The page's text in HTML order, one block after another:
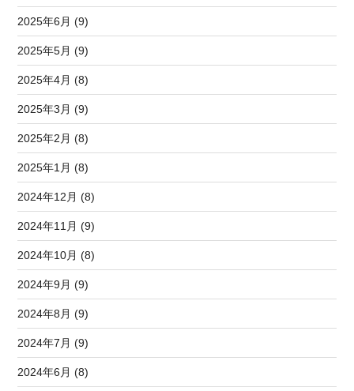
2025年6月 (9)
2025年5月 (9)
2025年4月 (8)
2025年3月 (9)
2025年2月 (8)
2025年1月 (8)
2024年12月 (8)
2024年11月 (9)
2024年10月 (8)
2024年9月 (9)
2024年8月 (9)
2024年7月 (9)
2024年6月 (8)